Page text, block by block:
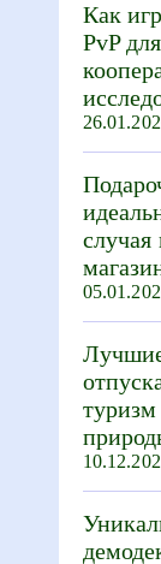
Как
PvP